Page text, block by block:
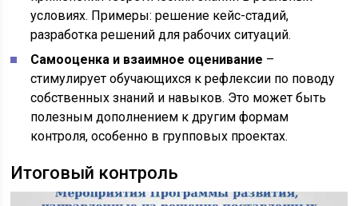
условиях. Примеры: решение кейс-стадий,
разработка решений для рабочих ситуаций.
Самооценка и взаимное оценивание –
стимулирует обучающихся к рефлексии по поводу
собственных знаний и навыков. Это может быть
полезным дополнением к другим формам
контроля, особенно в групповых проектах.
Итоговый контроль